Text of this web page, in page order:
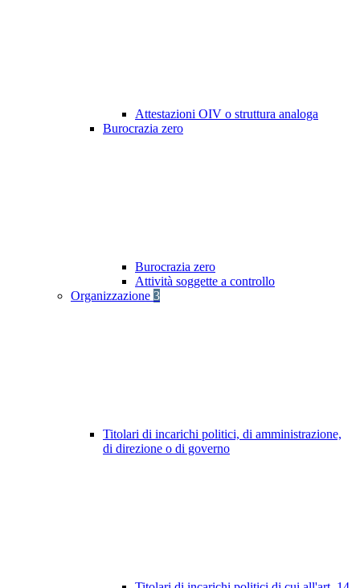
Attestazioni OIV o struttura analoga
Burocrazia zero
Burocrazia zero
Attività soggette a controllo
Organizzazione 3
Titolari di incarichi politici, di amministrazione,
di direzione o di governo